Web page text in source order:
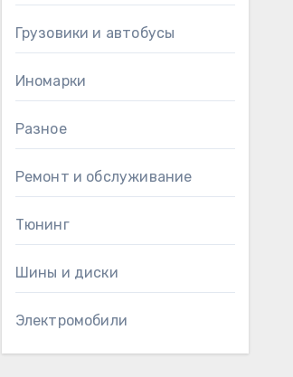
Грузовики и автобусы
Иномарки
Разное
Ремонт и обслуживание
Тюнинг
Шины и диски
Электромобили